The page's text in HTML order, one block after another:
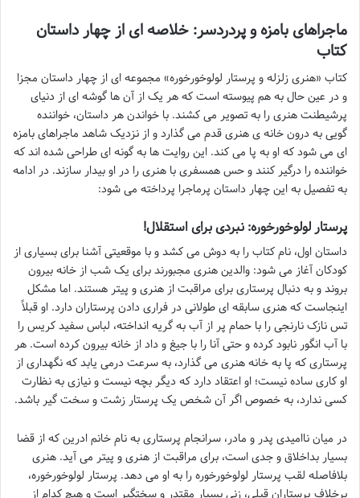
ماجراهای بامزه و پردردسر: خلاصه ای از چهار داستان
کتاب
کتاب «هنری زلزله و پرستار لولوخورخوره» مجموعه ای از چهار داستان مجزا
و در عین حال به هم پیوسته است که هر یک از آن ها گوشه ای از دنیای
پرشیطنت هنری را به تصویر می کشند. با خواندن هر داستان، خواننده
گویی به درون خانه ی هنری قدم می گذارد و از نزدیک شاهد ماجراهای بامزه
ای می شود که او به پا می کند. این روایت ها به گونه ای طراحی شده اند که
خواننده را درگیر کنند و حس همسفری با هنری را در او بیدار سازند. در ادامه
به تفصیل به این چهار داستان پرماجرا پرداخته می شود:
پرستار لولوخورخوره: نبردی برای استقلال!
داستان اول، نام کتاب را به دوش می کشد و با موقعیتی آشنا برای بسیاری از
کودکان آغاز می شود: والدین هنری مجبورند برای یک شب از خانه بیرون
بروند و به دنبال پرستاری برای مراقبت از هنری و پیتر هستند. اما مشکل
اینجاست که هنری سابقه ای طولانی در فراری دادن پرستاران دارد. او قبلاً
تس نازک نارنجی را با حمام پر از آب به گریه انداخته، لباس سفید کریس را
با آب انگور نابود کرده و حتی آنا را با جیغ و داد از خانه بیرون کرده است. هر
پرستاری که پا به خانه هنری می گذارد، به سرعت درمی یابد که نگهداری از
او کاری ساده نیست؛ او اعتقاد دارد که دیگر بچه نیست و نیازی به نظارت
کسی ندارد، به خصوص اگر آن شخص یک پرستار زشت و سخت گیر باشد.
در میان ناامیدی پدر و مادر، سرانجام پرستاری به نام خانم ادرین که از قضا
بسیار بداخلاق و جدی است، برای مراقبت از هنری و پیتر می آید. هنری
بلافاصله لقب پرستار لولوخورخوره را به او می دهد. پرستار لولوخورخوره،
برخلاف پرستاران قبلی، زنی بسیار مقتدر و سختگیر است و هیچ کدام از